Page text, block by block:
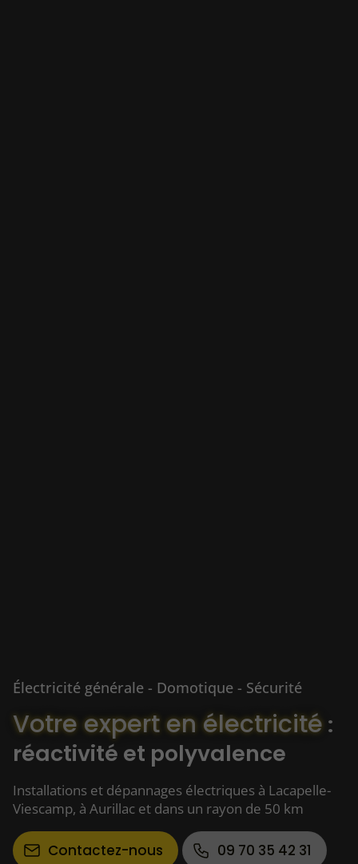
Électricité générale - Domotique - Sécurité
Votre expert en électricité :
réactivité et polyvalence
Installations et dépannages électriques à Lacapelle-
Viescamp, à Aurillac et dans un rayon de 50 km
Contactez-nous 09 70 35 42 31